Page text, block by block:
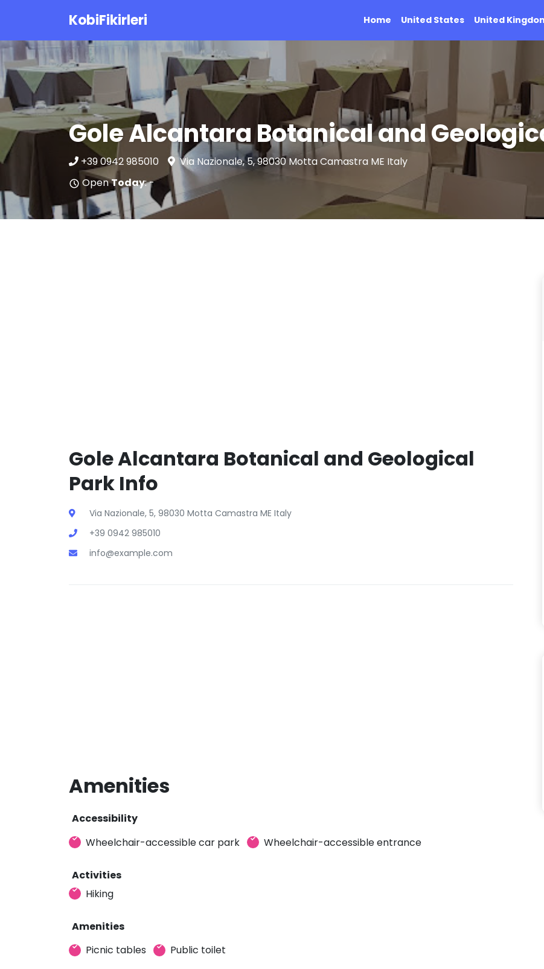
KobiFikirleri Home United States United
Gole Alcantara Botanical and
+39 0942 985010
Via Nazionale, 5, 98030 Motta Camastra ME Italy
OpenToday: -
Gole Alcantara Botanical and Geological
Park Info
Via Nazionale, 5, 98030 Motta Camastra ME Italy
+39 0942 985010
info@example.com
Amenities
Accessibility
Wheelchair-accessible car park
Wheelchair-accessible entrance
Activities
Hiking
Amenities
Picnic tables
Public toilet